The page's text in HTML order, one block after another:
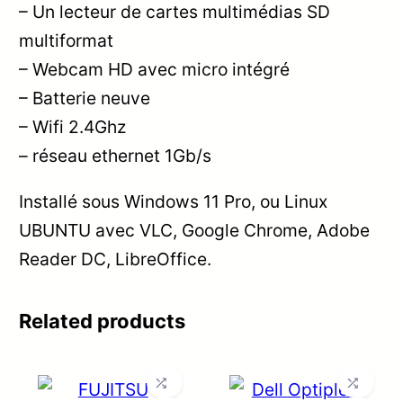
– Un lecteur de cartes multimédias SD
multiformat
– Webcam HD avec micro intégré
– Batterie neuve
– Wifi 2.4Ghz
– réseau ethernet 1Gb/s
Installé sous Windows 11 Pro, ou Linux
UBUNTU avec VLC, Google Chrome, Adobe
Reader DC, LibreOffice.
Related products